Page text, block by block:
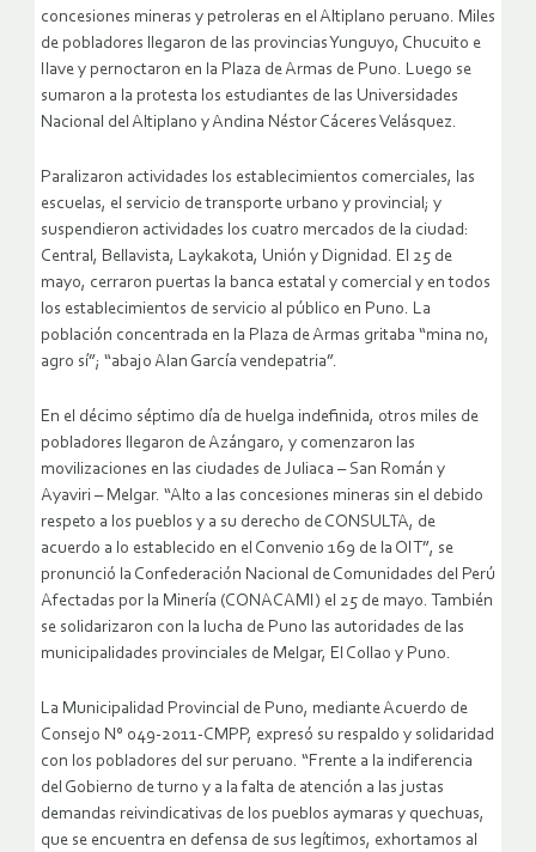
concesiones mineras y petroleras en el Altiplano peruano. Miles
de pobladores llegaron de las provincias Yunguyo, Chucuito e
Ilave y pernoctaron en la Plaza de Armas de Puno. Luego se
sumaron a la protesta los estudiantes de las Universidades
Nacional del Altiplano y Andina Néstor Cáceres Velásquez.
Paralizaron actividades los establecimientos comerciales, las
escuelas, el servicio de transporte urbano y provincial; y
suspendieron actividades los cuatro mercados de la ciudad:
Central, Bellavista, Laykakota, Unión y Dignidad. El 25 de
mayo, cerraron puertas la banca estatal y comercial y en todos
los establecimientos de servicio al público en Puno. La
población concentrada en la Plaza de Armas gritaba “mina no,
agro sí”; “abajo Alan García vendepatria”.
En el décimo séptimo día de huelga indefinida, otros miles de
pobladores llegaron de Azángaro, y comenzaron las
movilizaciones en las ciudades de Juliaca – San Román y
Ayaviri – Melgar. “Alto a las concesiones mineras sin el debido
respeto a los pueblos y a su derecho de CONSULTA, de
acuerdo a lo establecido en el Convenio 169 de la OIT”, se
pronunció la Confederación Nacional de Comunidades del Perú
Afectadas por la Minería (CONACAMI) el 25 de mayo. También
se solidarizaron con la lucha de Puno las autoridades de las
municipalidades provinciales de Melgar, El Collao y Puno.
La Municipalidad Provincial de Puno, mediante Acuerdo de
Consejo N° 049-2011-CMPP, expresó su respaldo y solidaridad
con los pobladores del sur peruano. “Frente a la indiferencia
del Gobierno de turno y a la falta de atención a las justas
demandas reivindicativas de los pueblos aymaras y quechuas,
que se encuentra en defensa de sus legítimos, exhortamos al